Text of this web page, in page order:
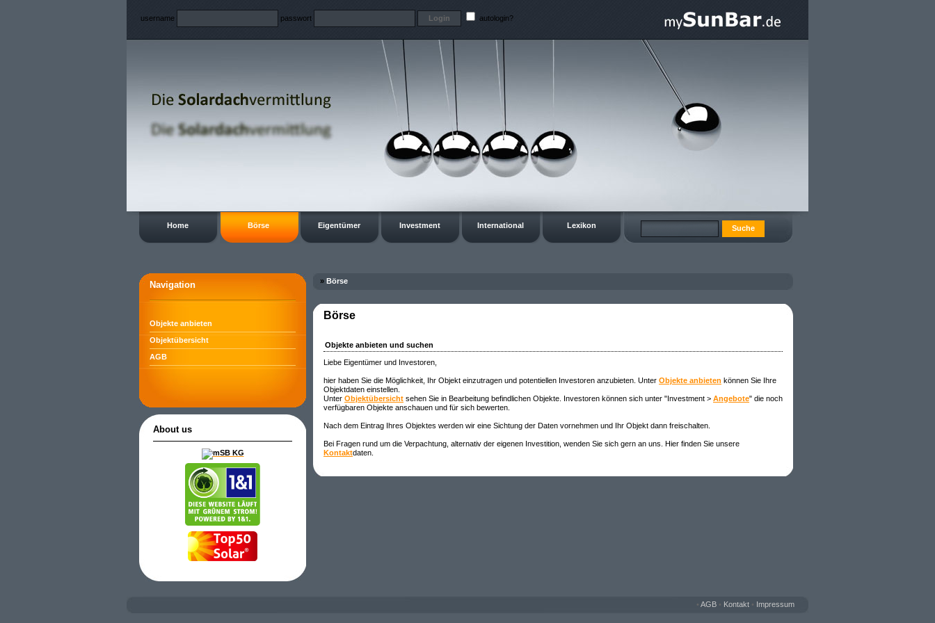
username passwort autologin?
Home Börse Eigentümer Investment International Lexikon
Navigation
Objekte anbieten
Objektübersicht
AGB
About us
» Börse
Börse
Objekte anbieten und suchen
Liebe Eigentümer und Investoren,
hier haben Sie die Möglichkeit, Ihr Objekt einzutragen und potentiellen Investoren anzubieten. Unter Objekte anbieten können Sie Ihre
Objektdaten einstellen.
Unter Objektübersicht sehen Sie in Bearbeitung befindlichen Objekte. Investoren können sich unter "Investment > Angebote" die noch
verfügbaren Objekte anschauen und für sich bewerten.
Nach dem Eintrag Ihres Objektes werden wir eine Sichtung der Daten vornehmen und Ihr Objekt dann freischalten
Bei Fragen rund um die Verpachtung, alternativ der eigenen Investition, wenden Sie sich gern an uns. Hier finden Sie unsere
Kontaktdaten.
• AGB • Kontakt • Impressum